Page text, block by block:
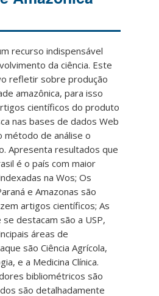
recurso indispensável
da ciência. Este
refletir sobre produção
amazônica, para isso
científicos do produto
nas bases de dados Web
método de análise o
Apresenta resultados que
é o país com maior
na Wos; Os
e Amazonas são
artigos científicos; As
destacam são a USP,
áreas de
são Ciência Agrícola,
e a Medicina Clínica.
bibliométricos são
são detalhadamente